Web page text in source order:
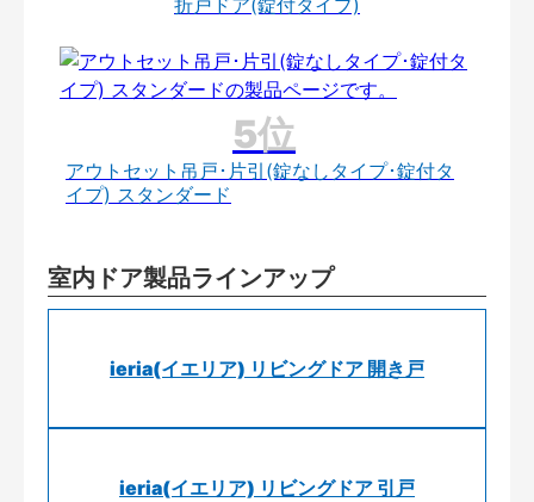
折戸ドア(錠付タイプ)
アウトセット吊戸･片引(錠なしタイプ･錠付タ
イプ) スタンダード
室内ドア製品ラインアップ
ieria(イエリア) リビングドア 開き戸
ieria(イエリア) リビングドア 引戸